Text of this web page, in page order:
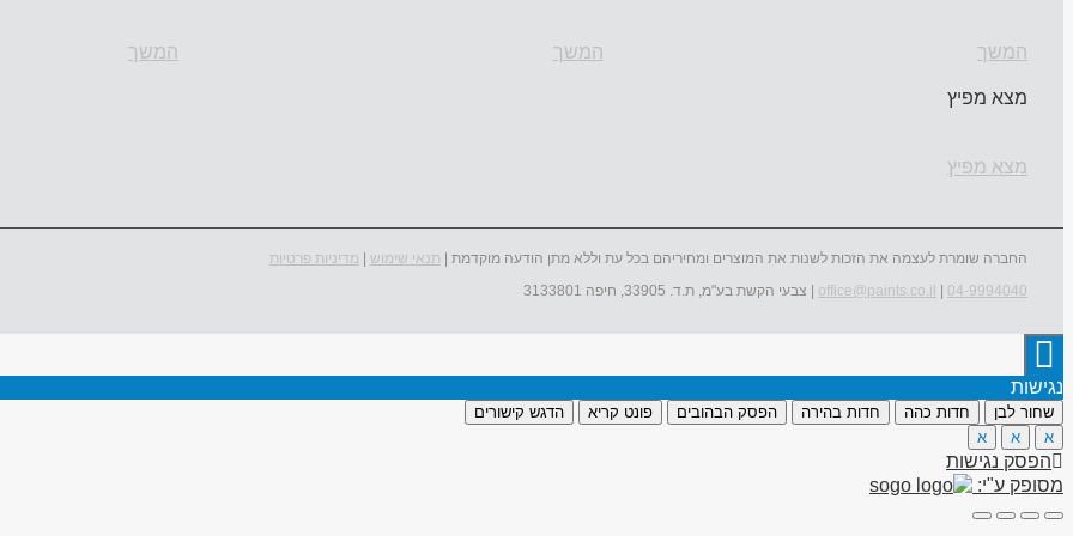
המשך המשך המשך
מצא מפיץ
מצא מפיץ
החברה שומרת לעצמה את הזכות לשנות את המוצרים ומחיריהם בכל עת וללא מתן הודעה מוקדמת | תנאי שימוש
מדיניות פרטיות
04-9994040
office@paints.co.il | צבעי הקשת בע"מ, ת.ד. 33905, חיפה 3133801
נגישות
שחור לבן חדות כהה חדות בהירה הפסק הבהובים פונט קריא
הדגש קישורים
א
א א
הפסק נגישות
מסופק ע"י: